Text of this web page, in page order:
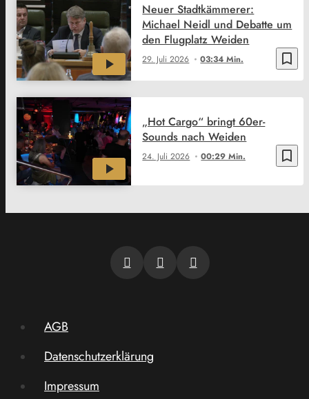
bookmark_border
29. Juli 2026 03:34 Min.
Neuer Stadtkämmerer:
Michael Neidl und Debatte um
den Flugplatz Weiden
bookmark_border
24. Juli 2026 00:29 Min.
„Hot Cargo“ bringt 60er-
Sounds nach Weiden
AGB
Datenschutzerklärung
Impressum